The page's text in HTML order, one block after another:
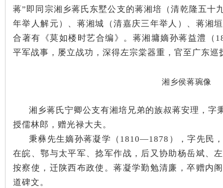
蒋”即同宗湘乡蒋氏东墅公支的蒋湘培（清乾隆五十
年举人解元）、蒋湘城（清嘉庆三年举人）、蒋湘
合著有《莫如楼时艺合编》。蒋湘墉嫡孙蒋益澧（
平军战事，屡立战功，深得左宗棠器重，官至广东巡
湘乡侯蒋琬像
湘乡蒋氏宁卿公支有湘培兄弟的族叔蒋安理，字
授儒林郎，赠光禄大夫。
秉彝先生嫡孙蒋凝学（1810—1878），字先民
在皖、鄂与太平军、捻军作战，后又协助杨岳斌、
按察使，迁陕西布政使。蒋凝学勤勉清廉，卒赠内
道碑文。